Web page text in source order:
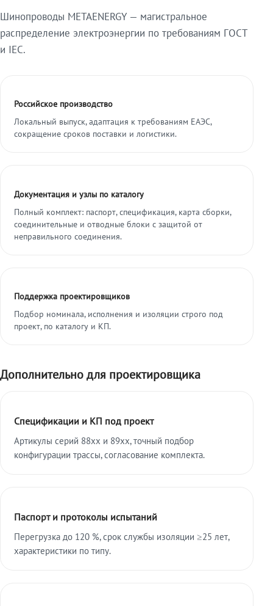
Шинопроводы METAENERGY — магистральное
распределение электроэнергии по требованиям ГОСТ
и IEC.
Российское производство
Локальный выпуск, адаптация к требованиям ЕАЭС,
сокращение сроков поставки и логистики.
Документация и узлы по каталогу
Полный комплект: паспорт, спецификация, карта сборки,
соединительные и отводные блоки с защитой от
неправильного соединения.
Поддержка проектировщиков
Подбор номинала, исполнения и изоляции строго под
проект, по каталогу и КП.
Дополнительно для проектировщика
Спецификации и КП под проект
Артикулы серий 88xx и 89xx, точный подбор
конфигурации трассы, согласование комплекта.
Паспорт и протоколы испытаний
Перегрузка до 120 %, срок службы изоляции ≥25 лет,
характеристики по типу.